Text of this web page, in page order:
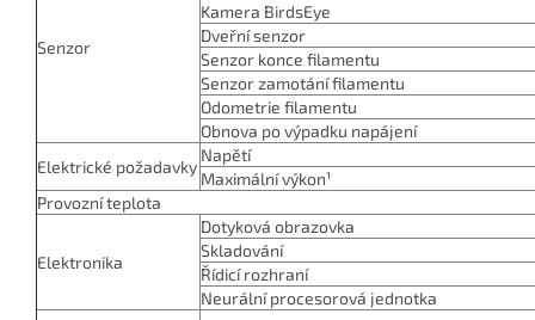
Senzor
Kamera BirdsEye
Dveřní senzor
Senzor konce filamentu
Senzor zamotání filamentu
Odometrie filamentu
Obnova po výpadku napájení
Elektrické požadavky
Napětí
Maximální výkon¹
Provozní teplota
Elektronika
Dotyková obrazovka
Skladování
Řídicí rozhraní
Neurální procesorová jednotka